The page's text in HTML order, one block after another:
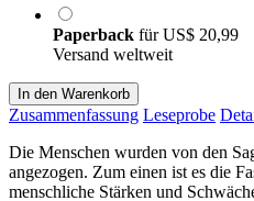
Paperback fürUS$ 20,99
Versand weltweit
In den Warenkorb
Zusammenfassung Leseprobe
Die Menschen wurden von den
angezogen. Zum einen ist es die
menschliche Stärken und